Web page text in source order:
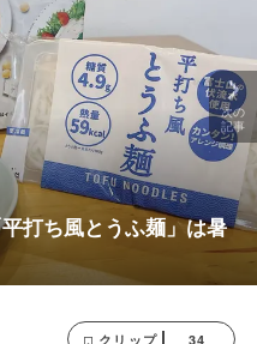
打ち風とうふ麺」は暑
次の
記事
クリップ 34